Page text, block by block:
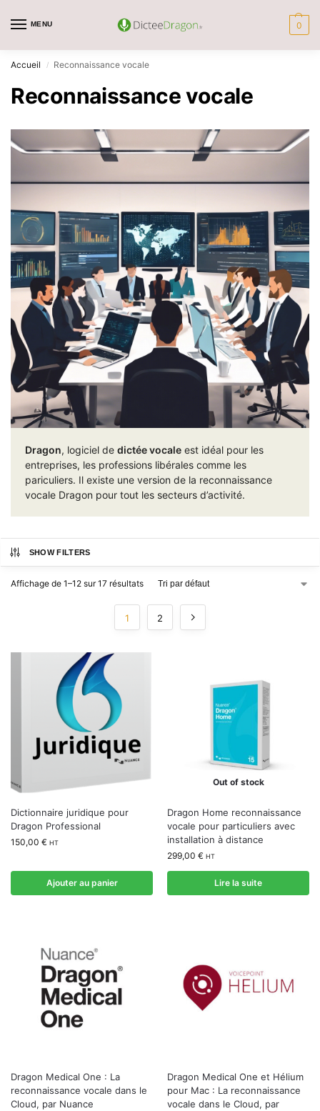
MENU 0
Accueil / Reconnaissance vocale
Reconnaissance vocale
Dragon, logiciel de dictée vocale est idéal pour les
entreprises, les professions libérales comme les
pariculiers. Il existe une version de la reconnaissance
vocale Dragon pour tout les secteurs d’activité.
SHOW FILTERS
Affichage de 1–12 sur 17 résultats
1 2
Dictionnaire juridique pour
Dragon Professional
150,00 € HT
Ajouter au panier
Out of stock
Dragon Home reconnaissance
vocale pour particuliers avec
installation à distance
299,00 € HT
Lire la suite
Dragon Medical One : La
reconnaissance vocale dans le
Cloud, par Nuance
Dragon Medical One et Hélium
pour Mac : La reconnaissance
vocale dans le Cloud, par